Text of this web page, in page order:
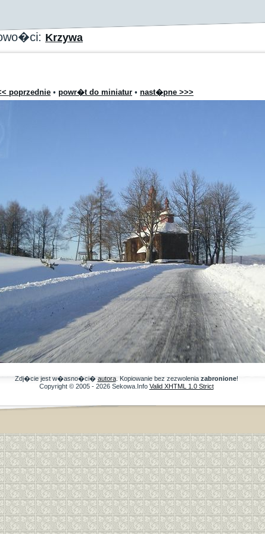
Krzywa
poprzednie • powr�t do miniatur • nast�pne >>>
Zdj�cie jest w�asno�ci� autora. Kopiowanie bez zezwolenia zabronione!
Copyright © 2005 - 2026 Sekowa.Info Valid XHTML 1.0 Strict